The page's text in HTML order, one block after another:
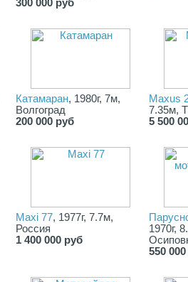
300 000 руб
Катамаран, 1980г, 7м,
Волгоград
200 000 руб
Maxus
7.35м,
5 500
Maxi 77, 1977г, 7.7м,
Россия
1 400 000 руб
1970г,
550